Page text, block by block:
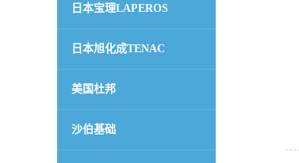
日本宝理LAPEROS
日本旭化成TENAC
美国杜邦
沙伯基础